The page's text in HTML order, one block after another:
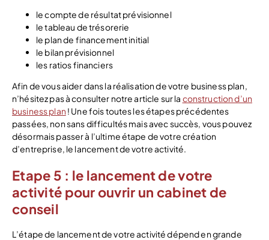
le compte de résultat prévisionnel
le tableau de trésorerie
le plan de financement initial
le bilan prévisionnel
les ratios financiers
Afin de vous aider dans la réalisation de votre business plan,
n’hésitez pas à consulter notre article sur la construction d’un
business plan ! Une fois toutes les étapes précédentes
passées, non sans difficultés mais avec succès, vous pouvez
désormais passer à l’ultime étape de votre création
d’entreprise, le lancement de votre activité.
Etape 5 : le lancement de votre
activité pour ouvrir un cabinet de
conseil
L’étape de lancement de votre activité dépend en grande